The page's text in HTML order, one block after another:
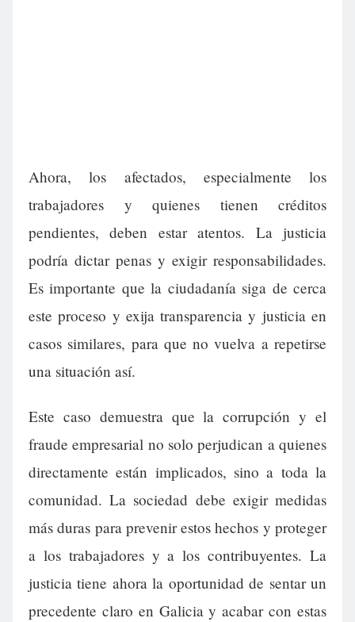
Ahora, los afectados, especialmente los
trabajadores y quienes tienen créditos
pendientes, deben estar atentos. La justicia
podría dictar penas y exigir responsabilidades.
Es importante que la ciudadanía siga de cerca
este proceso y exija transparencia y justicia en
casos similares, para que no vuelva a repetirse
una situación así.
Este caso demuestra que la corrupción y el
fraude empresarial no solo perjudican a quienes
directamente están implicados, sino a toda la
comunidad. La sociedad debe exigir medidas
más duras para prevenir estos hechos y proteger
a los trabajadores y a los contribuyentes. La
justicia tiene ahora la oportunidad de sentar un
precedente claro en Galicia y acabar con estas